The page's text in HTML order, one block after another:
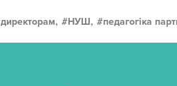
директорам, НУШ, педагогіка